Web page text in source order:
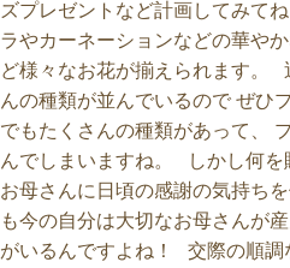
ズプレゼントなど計画してみて
ラやカーネーションなどの華や
ど様々なお花が揃えられます。
んの種類が並んでいるので ぜひ
でもたくさんの種類があって、
んでしまいますね。 しかし何を
お母さんに日頃の感謝の気持ち
も今の自分は大切なお母さんが
がいるんですよね！ 交際の順調